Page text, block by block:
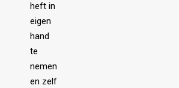
heft in
eigen
hand
te
nemen
en zelf